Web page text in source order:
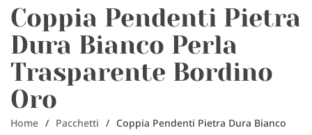
Coppia Pendenti Pietra
Dura Bianco Perla
Trasparente Bordino
Oro
Home / Pacchetti / Coppia Pendenti Pietra Dura Bianco